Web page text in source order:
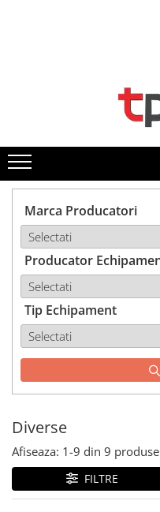
1. Piese & Accesorii
1.1. Cabina & Caroserie
1.1.1. Geamuri
1.1.3. Embleme & Abtibilduri
1.1.4. Climatizare si
1.2. Piese cu Prindere în 3
Puncte si mecanism de
1.2.1. Prindere in 3 puncte
1.2.2. Mecanism de
Tiranti si accesorii
1.3.1. Scaune
tractoare
Marca Producatori
Producator
Tip Echipament
Diverse
Afiseaza: 1-9 din 9 produse
FILTRE